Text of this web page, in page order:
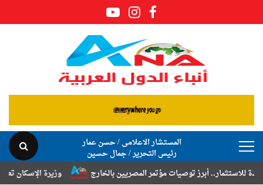
المستشار الاعلامى / حسن عمار
رئيس التحرير / جمال حسين
وزيرة الإسكان تعلن نتائج
أبرز توصيات مؤتمر المصريين بالخارج